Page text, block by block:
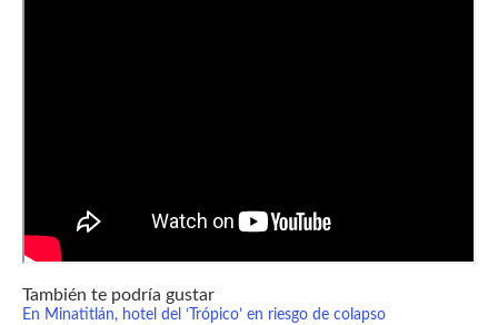
También te podría gustar
En Minatitlán, hotel del ‘Trópico’ en riesgo de colapso